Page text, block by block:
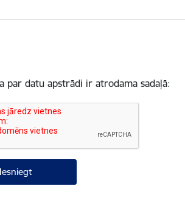
par datu apstrādi ir atrodama sadaļā: